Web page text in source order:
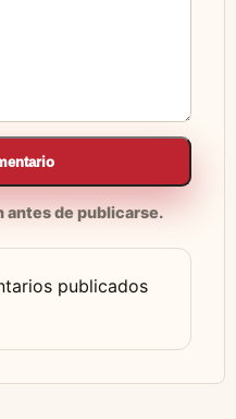
antes de publicarse.
publicados